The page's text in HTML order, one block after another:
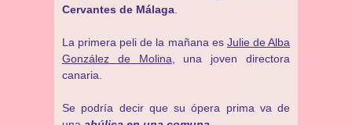
Cervantes de Málaga
La primera peli de la mañana es Julie de Alba
González de Molina , una joven directora
canaria.
Se podría decir que su ópera prima va de